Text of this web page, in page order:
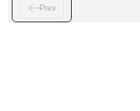
Prev